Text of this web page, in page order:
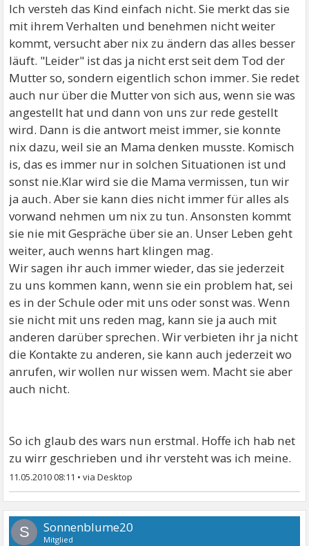
Ich versteh das Kind einfach nicht. Sie merkt das sie
mit ihrem Verhalten und benehmen nicht weiter
kommt, versucht aber nix zu ändern das alles besser
läuft. "Leider" ist das ja nicht erst seit dem Tod der
Mutter so, sondern eigentlich schon immer. Sie redet
auch nur über die Mutter von sich aus, wenn sie was
angestellt hat und dann von uns zur rede gestellt
wird. Dann is die antwort meist immer, sie konnte
nix dazu, weil sie an Mama denken musste. Komisch
is, das es immer nur in solchen Situationen ist und
sonst nie.Klar wird sie die Mama vermissen, tun wir
ja auch. Aber sie kann dies nicht immer für alles als
vorwand nehmen um nix zu tun. Ansonsten kommt
sie nie mit Gespräche über sie an. Unser Leben geht
weiter, auch wenns hart klingen mag.
Wir sagen ihr auch immer wieder, das sie jederzeit
zu uns kommen kann, wenn sie ein problem hat, sei
es in der Schule oder mit uns oder sonst was. Wenn
sie nicht mit uns reden mag, kann sie ja auch mit
anderen darüber sprechen. Wir verbieten ihr ja nicht
die Kontakte zu anderen, sie kann auch jederzeit wo
anrufen, wir wollen nur wissen wem. Macht sie aber
auch nicht.
So ich glaub des wars nun erstmal. Hoffe ich hab net
zu wirr geschrieben und ihr versteht was ich meine.
11.05.2010 08:11 •
S Sonnenblume20
Mitglied